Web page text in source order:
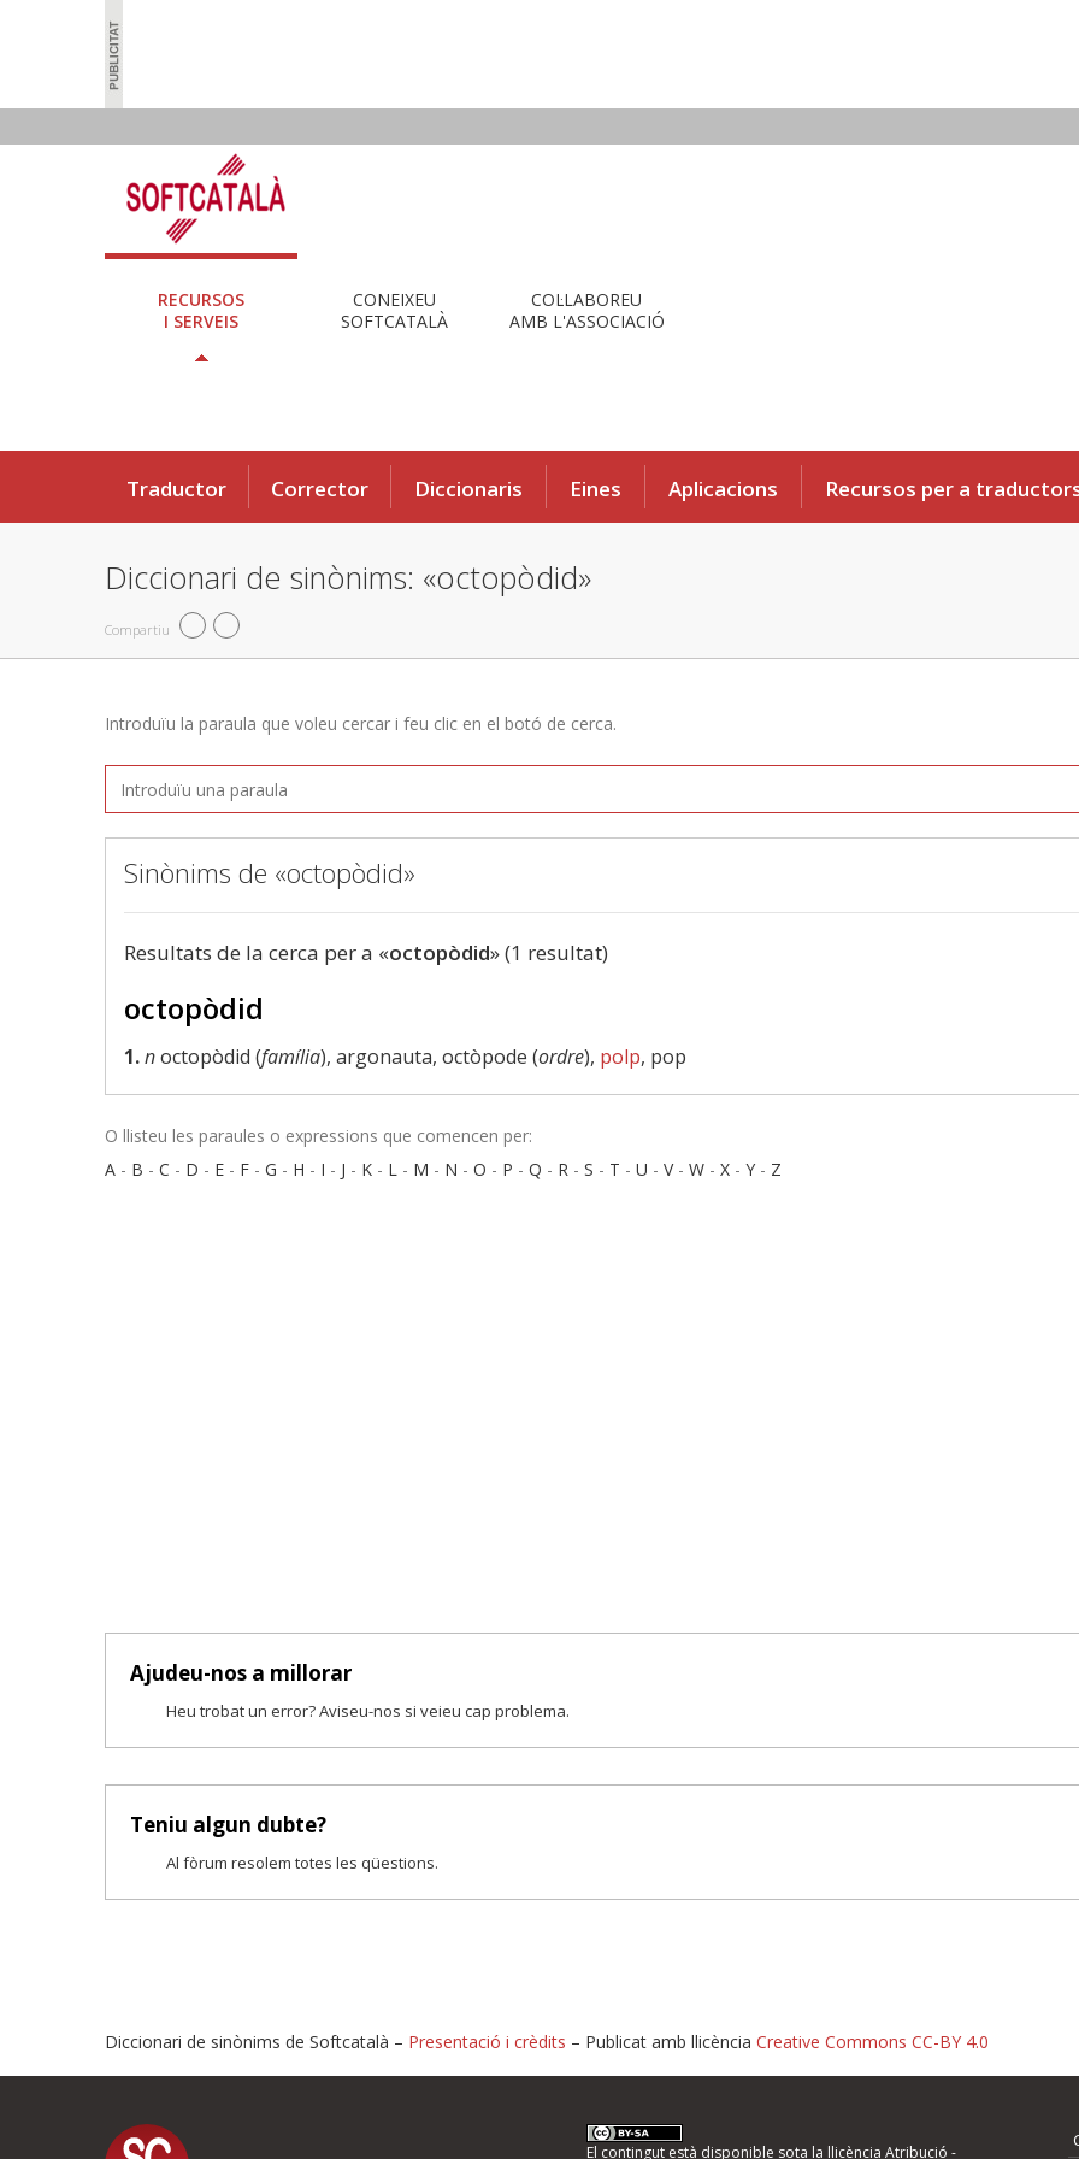
RECURSOS
I SERVEIS
CONEIXEU
SOFTCATALÀ
COL·LABOREU
AMB L'ASSOCIACIÓ
Traductor Corrector Diccionaris Eines Aplicacions Recursos per a
Diccionari de sinònims: «octopòdid»
Compartiu
Introduïu la paraula que voleu cercar i feu clic en el botó de cerca.
Sinònims de «octopòdid»
Resultats de la cerca per a «octopòdid» (1 resultat)
octopòdid
1.noctopòdid (família), argonauta, octòpode (ordre), polp, pop
O llisteu les paraules o expressions que comencen per:
A - B - C - D - E - F - G - H - I - J - K - L - M - N - O - P - Q - R - S - T - U - V- W - X - Y - Z
Ajudeu-nos a millorar
Heu trobat un error? Aviseu-nos si veieu cap problema.
Teniu algun dubte?
Al fòrum resolem totes les qüestions.
Proposeu-nos millores o informeu d'errors
Diccionari de sinònims de Softcatalà – Presentació i crèdits – Publicat amb llicència Creative Commons CC-BY 4.0
El contingut està disponible sota la llicència Atribució -